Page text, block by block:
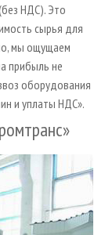
НДС). Это
сырья для
мы ощущаем
прибыль не
оборудования
и уплаты НДС».